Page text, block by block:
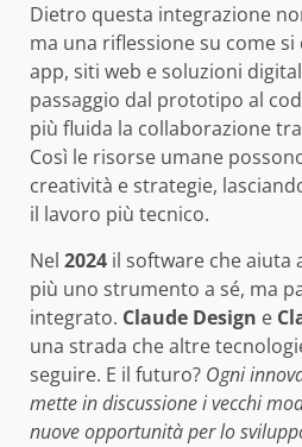
Dietro questa integrazione
ma una riflessione su come
app, siti web e soluzioni
passaggio dal prototipo al
più fluida la collaborazione
Così le risorse umane
creatività e strategie,
il lavoro più tecnico.
Nel 2024 il software che aiuta
più uno strumento a sé, ma
integrato. Claude Design e
una strada che altre
seguire. E il futuro? Ogni
mette in discussione i vecchi
nuove opportunità per lo